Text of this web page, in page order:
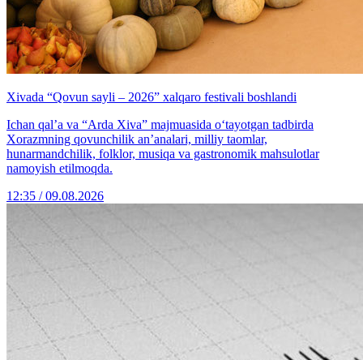
Xivada “Qovun sayli – 2026” xalqaro festivali boshlandi
Ichan qal’a va “Arda Xiva” majmuasida o‘tayotgan tadbirda
Xorazmning qovunchilik an’analari, milliy taomlar,
hunarmandchilik, folklor, musiqa va gastronomik mahsulotlar
namoyish etilmoqda.
12:35 / 09.08.2026